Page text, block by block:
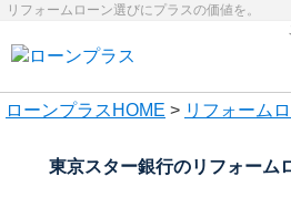
リフォームローン選びにプラスの価値を。
ローンプラス HOME > リフォーム
東京スター銀行のリフォーム